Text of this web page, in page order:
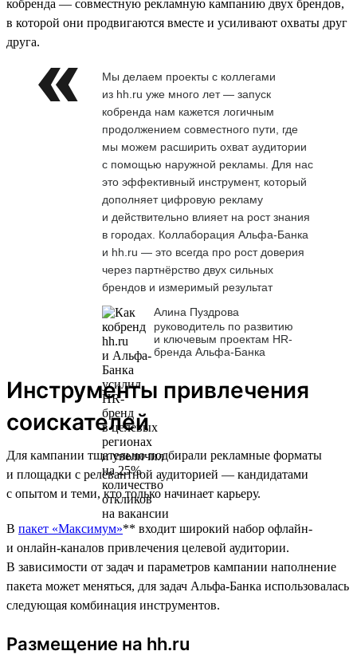
кобренда — совместную рекламную кампанию двух брендов,
в которой они продвигаются вместе и усиливают охваты друг
друга.
Мы делаем проекты с коллегами
из hh.ru уже много лет — запуск
кобренда нам кажется логичным
продолжением совместного пути, где
мы можем расширить охват аудитории
с помощью наружной рекламы. Для нас
это эффективный инструмент, который
дополняет цифровую рекламу
и действительно влияет на рост знания
в городах. Коллаборация Альфа-Банка
и hh.ru — это всегда про рост доверия
через партнёрство двух сильных
брендов и измеримый результат
Алина Пуздрова
руководитель по развитию
и ключевым проектам HR-
бренда Альфа-Банка
Инструменты привлечения
соискателей
Для кампании тщательно подбирали рекламные форматы
и площадки с релевантной аудиторией — кандидатами
с опытом и теми, кто только начинает карьеру.
В пакет «Максимум»** входит широкий набор офлайн-
и онлайн-каналов привлечения целевой аудитории.
В зависимости от задач и параметров кампании наполнение
пакета может меняться, для задач Альфа-Банка использовалась
следующая комбинация инструментов.
Размещение на hh.ru